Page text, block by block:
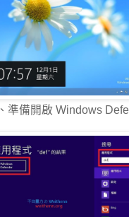
準備開啟 Windows